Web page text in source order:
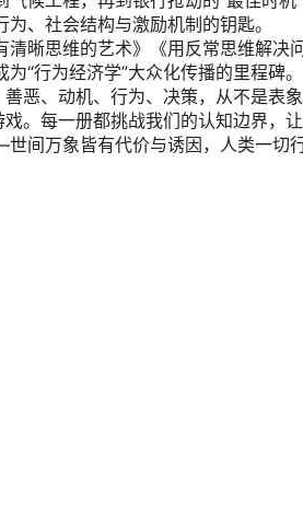
、社会结构与激励机制的钥匙。
清晰思维的艺术》《用反常思维解决
“行为经济学”大众化传播的里程碑。
恶、动机、行为、决策，从不是表
。每一册都挑战我们的认知边界，
间万象皆有代价与诱因，人类一切